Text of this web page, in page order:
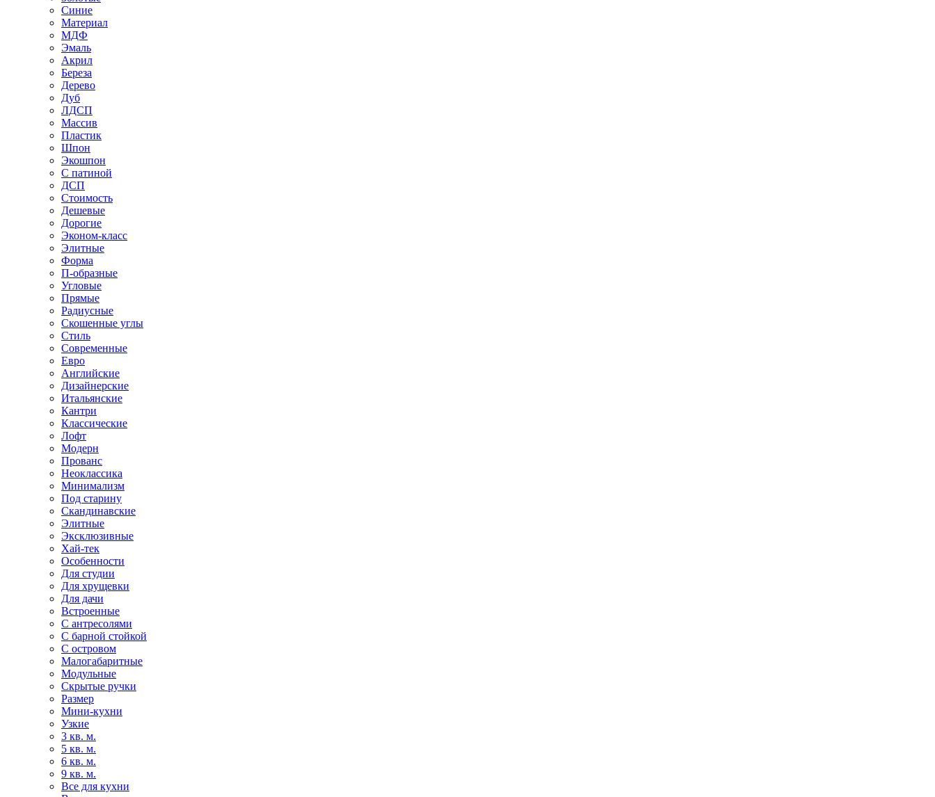
Синие
Материал
МДФ
Эмаль
Акрил
Береза
Дерево
Дуб
ЛДСП
Массив
Пластик
Шпон
Экошпон
С патиной
ДСП
Стоимость
Дешевые
Дорогие
Эконом-класс
Элитные
Форма
П-образные
Угловые
Прямые
Радиусные
Скошенные углы
Стиль
Современные
Евро
Английские
Дизайнерские
Итальянские
Кантри
Классические
Лофт
Модерн
Прованс
Неоклассика
Минимализм
Под старину
Скандинавские
Элитные
Эксклюзивные
Хай-тек
Особенности
Для студии
Для хрущевки
Для дачи
Встроенные
С антресолями
С барной стойкой
С островом
Малогабаритные
Модульные
Скрытые ручки
Размер
Мини-кухни
Узкие
3 кв. м.
5 кв. м.
6 кв. м.
9 кв. м.
Все для кухни